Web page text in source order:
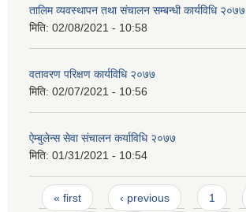
तालिम व्यवस्थापन तथा संचालन सम्बन्धी कार्यविधि २०७७
मिति: 02/08/2021 - 10:58
वतावरण परिक्षण कार्यविधि २०७७
मिति: 02/07/2021 - 10:56
ऐम्बुलेन्स सेवा संचालन कर्याविधि २०७७
मिति: 01/31/2021 - 10:54
Pages
« first ‹ previous 1